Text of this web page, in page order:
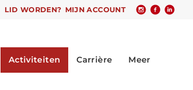
LID WORDEN? MIJN ACCOUNT